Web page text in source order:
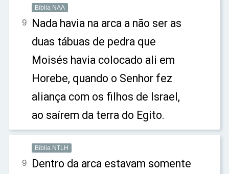
Bíblia NAA
9 Nada havia na arca a não ser as
duas tábuas de pedra que
Moisés havia colocado ali em
Horebe, quando o Senhor fez
aliança com os filhos de Israel,
ao saírem da terra do Egito.
Bíblia NTLH
9 Dentro da arca estavam somente